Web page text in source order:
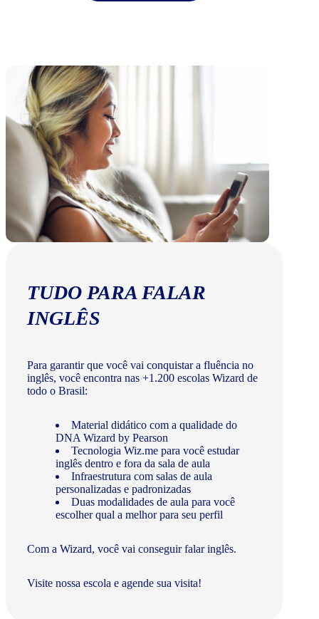
TUDO PARA FALAR
INGLÊS
Para garantir que você vai conquistar a fluência no
inglês, você encontra nas +1.200 escolas Wizard de
todo o Brasil:
Material didático com a qualidade do
DNA Wizard by Pearson
Tecnologia Wiz.me para você estudar
inglês dentro e fora da sala de aula
Infraestrutura com salas de aula
personalizadas e padronizadas
Duas modalidades de aula para você
escolher qual a melhor para seu perfil
Com a Wizard, você vai conseguir falar inglês.
Visite nossa escola e agende sua visita!